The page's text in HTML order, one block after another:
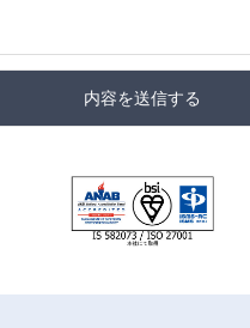
内容を送信する